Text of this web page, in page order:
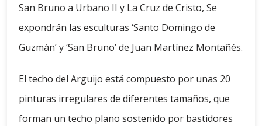
San Bruno a Urbano II y La Cruz de Cristo, Se
expondrán las esculturas ‘Santo Domingo de
Guzmán’ y ‘San Bruno’ de Juan Martínez Montañés.
El techo del Arguijo está compuesto por unas 20
pinturas irregulares de diferentes tamaños, que
forman un techo plano sostenido por bastidores